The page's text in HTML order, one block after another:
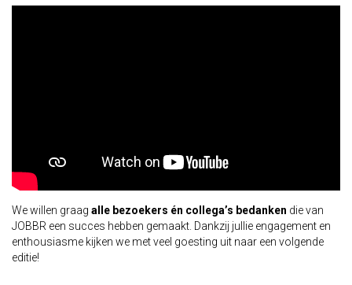
We willen graag alle bezoekers én collega’s bedanken die van
JOBBR een succes hebben gemaakt. Dankzij jullie engagement en
enthousiasme kijken we met veel goesting uit naar een volgende
editie!